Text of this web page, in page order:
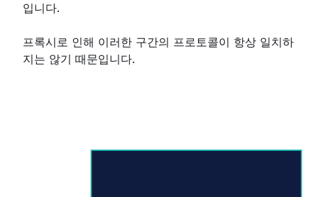
입니다.
프록시로 인해 이러한 구간의 프로토콜이 항상 일치하
지는 않기 때문입니다.